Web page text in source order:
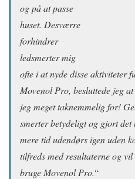
og på at passe
huset. Desværre
forhindrer
ledsmerter mig
ofte i at nyde disse aktiviteter
Movenol Pro, besluttede jeg
jeg meget taknemmelig for!
smerter betydeligt og gjort
mere tid udendørs igen uden
tilfreds med resultaterne og
bruge Movenol Pro.“